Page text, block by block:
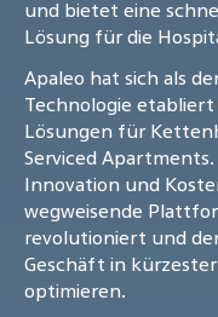
und bietet eine
Lösung für die
Apaleo hat sich als
Technologie
Lösungen für
Serviced
Innovation und
wegweisende
revolutioniert und
Geschäft in
optimieren.